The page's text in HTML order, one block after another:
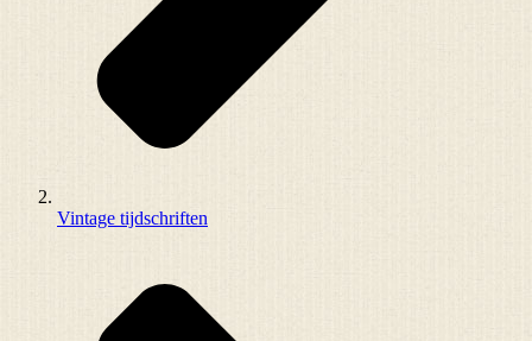
Vintage tijdschriften